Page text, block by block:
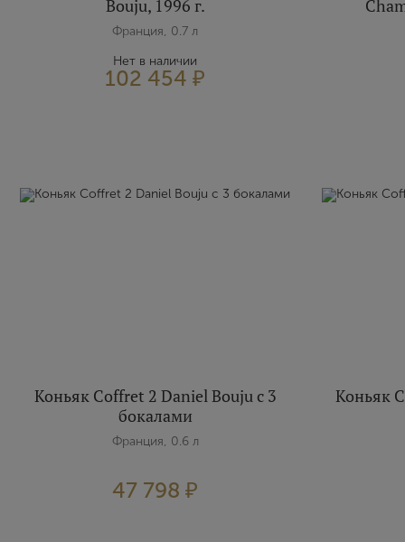
Bouju, 1996 г.
Франция, 0.7 л
Нет в наличии
102 454 ₽
Коньяк Coffret 2 Daniel Bouju с 3
бокалами
Франция, 0.6 л
47 798 ₽
Коньяк